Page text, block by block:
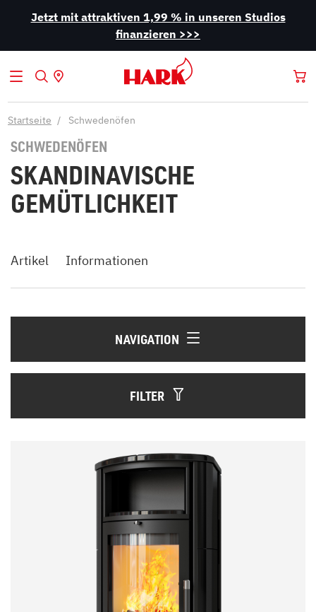
Jetzt mit attraktiven 1,99 % in unseren Studios
finanzieren >>>
Startseite Schwedenöfen
SCHWEDENÖFEN
SKANDINAVISCHE
GEMÜTLICHKEIT
Artikel Informationen
NAVIGATION
FILTER